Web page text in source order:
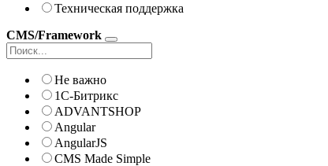
Техническая поддержка
CMS/Framework
Не важно
1С-Битрикс
ADVANTSHOP
Angular
AngularJS
CMS Made Simple